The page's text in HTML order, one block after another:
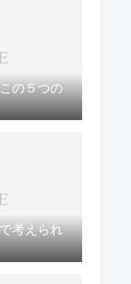
の５つの
考えられ